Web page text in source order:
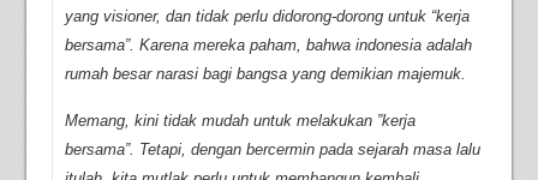
yang visioner, dan tidak perlu didorong-dorong untuk “kerja
bersama”. Karena mereka paham, bahwa indonesia adalah
rumah besar narasi bagi bangsa yang demikian majemuk.
Memang, kini tidak mudah untuk melakukan ”kerja
bersama”. Tetapi, dengan bercermin pada sejarah masa lalu